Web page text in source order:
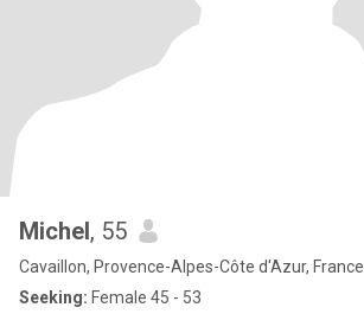
Michel, 55
Cavaillon, Provence-Alpes-Côte d'Azur, France
Seeking: Female 45 - 53